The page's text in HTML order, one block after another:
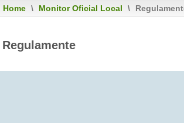
Home \ Monitor Oficial Local \
Regulamente